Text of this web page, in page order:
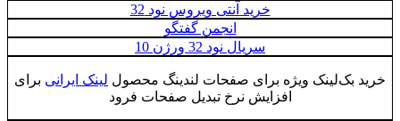
خرید آنتی ویروس نود 32
انجمن گفتگو
سریال نود 32 ورژن 10
خرید بک‌لینک ویژه برای صفحات لندینگ محصول لینک ایرانی برای
افزایش نرخ تبدیل صفحات فرود